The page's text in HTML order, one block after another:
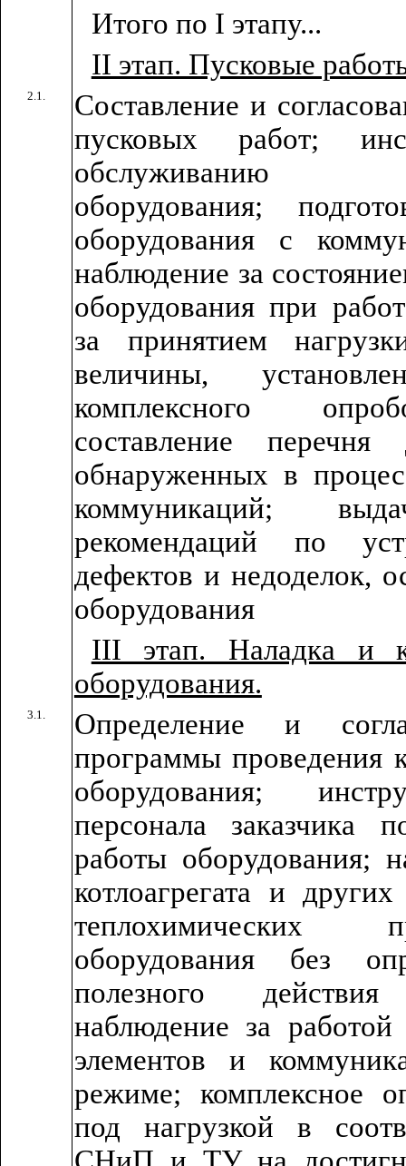
Итого по I этапу...
II этап. Пусковые
2.1.
Составление и
пусковых работ;
обслуживанию
оборудования;
оборудования с
наблюдение за
оборудования при
за принятием
величины,
комплексного
составление
обнаруженных в
коммуникаций;
рекомендаций по
дефектов и недоделок,
оборудования
III этап. Наладка и
оборудования.
3.1.
Определение и
программы проведения
оборудования;
персонала заказчика
работы оборудования;
котлоагрегата и
теплохимических
оборудования без
полезного
наблюдение за работой
элементов и
режиме; комплексное
под нагрузкой в